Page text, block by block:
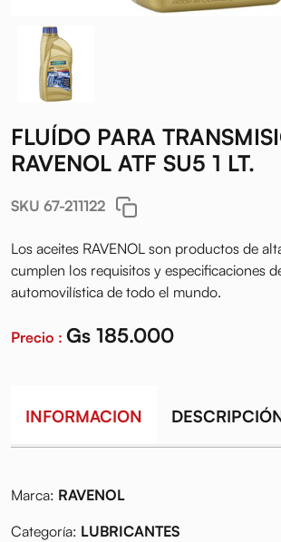
FLUÍDO PARA
RAVENOL ATF SU5 1 LT.
SKU 67-211122
Los aceites RAVENOL son productos de
cumplen los requisitos y especificaciones
automovilística de todo el mundo.
Precio : Gs 185.000
INFORMACION
Marca: RAVENOL
Categoría: LUBRICANTES